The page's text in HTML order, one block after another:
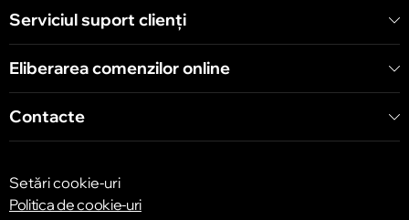
Chișinău
str. Arborilor 21, CC «Shopping MallDova»
Serviciul suport clienţi
Eliberarea comenzilor online
Contacte
Setări cookie-uri
Politica de cookie-uri